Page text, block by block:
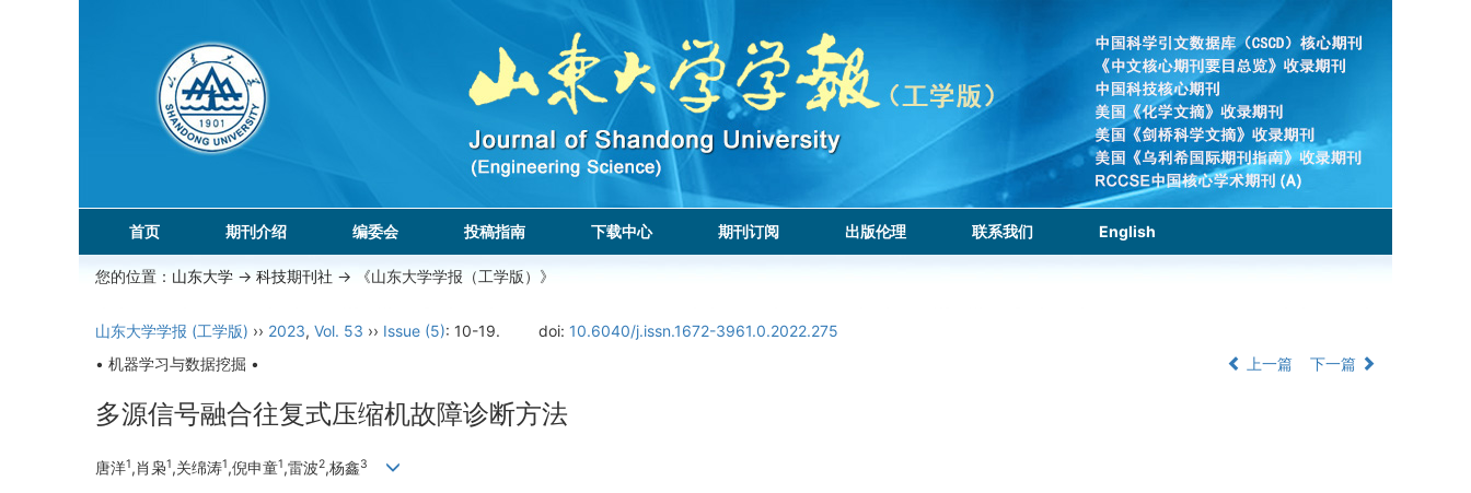
首页 期刊介绍 编委会 投稿指南 下载中心 期刊订阅 出版伦理 联系我们 English
您的位置： 山东大学 -> 科技期刊社 -> 《山东大学学报（工学版）》
山东大学学报 (工学版) ›› 2023, Vol. 53 ›› Issue (5): 10-19. doi: 10.6040/j.issn.1672-3961.0.2022.275
• 机器学习与数据挖掘 •
上一篇 下一篇
多源信号融合往复式压缩机故障诊断方法
唐洋1,肖枭1,关绵涛1,倪申童1,雷波2,杨鑫3